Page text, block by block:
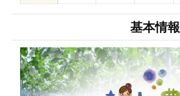
基本情報